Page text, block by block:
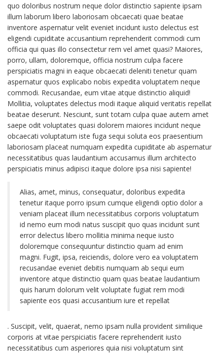
quo doloribus nostrum neque dolor distinctio sapiente ipsam
illum laborum libero laboriosam obcaecati quae beatae
inventore aspernatur velit eveniet incidunt iusto delectus est
eligendi cupiditate accusantium reprehenderit commodi cum
officia qui quas illo consectetur rem vel amet quasi? Maiores,
porro, ullam, doloremque, officia nostrum culpa facere
perspiciatis magni in eaque obcaecati deleniti tenetur quam
aspernatur quos explicabo nobis expedita voluptatem neque
commodi. Recusandae, eum vitae atque distinctio aliquid!
Mollitia, voluptates delectus modi itaque aliquid veritatis repellat
beatae deserunt. Nesciunt, sunt totam culpa quae autem amet
saepe odit voluptates quasi dolorem maiores incidunt neque
obcaecati voluptatum iste fuga sequi soluta eos praesentium
laboriosam placeat numquam expedita cupiditate ab aspernatur
necessitatibus quas laudantium accusamus illum architecto
perspiciatis minus adipisci itaque dolore ipsa nisi sapiente!
Alias, amet, minus, consequatur, doloribus expedita
tenetur itaque porro ipsum cumque eligendi optio dolor a
veniam placeat illum necessitatibus corporis voluptatum
id nemo eum modi natus suscipit quo quas incidunt sunt
error delectus libero mollitia minima neque iusto
doloremque consequuntur distinctio quam ad enim
magni. Fugit, ipsa, reiciendis, dolore vero ea voluptatem
recusandae eveniet debitis numquam ab sequi eum
inventore atque distinctio quam quas beatae laudantium
quis harum dolorum velit voluptate fugiat rem modi
sapiente eos quasi accusantium iure et repellat
. Suscipit, velit, quaerat, nemo ipsam nulla provident similique
corporis at vitae perspiciatis facere reprehenderit iusto
necessitatibus cum asperiores quia nisi voluptatum sint